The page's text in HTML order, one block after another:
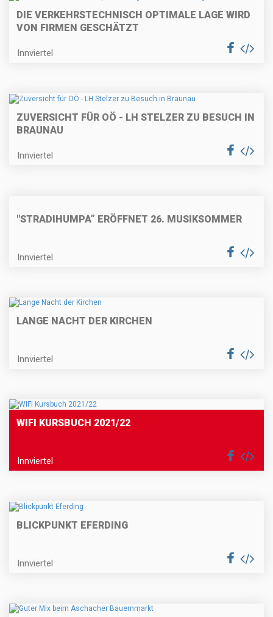
DIE VERKEHRSTECHNISCH OPTIMALE LAGE WIRD
VON FIRMEN GESCHÄTZT
Innviertel
ZUVERSICHT FÜR OÖ - LH STELZER ZU BESUCH IN
BRAUNAU
Innviertel
"STRADIHUMPA” ERÖFFNET 26. MUSIKSOMMER
Innviertel
LANGE NACHT DER KIRCHEN
Innviertel
WIFI KURSBUCH 2021/22
Innviertel
BLICKPUNKT EFERDING
Innviertel